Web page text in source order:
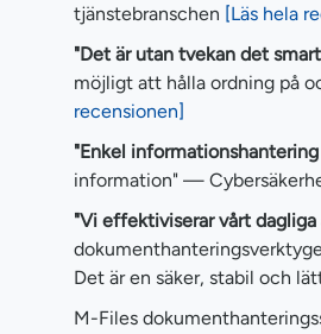
tjänstebranschen [Läs hela
"Det är utan tvekan det
möjligt att hålla ordning på
recensionen]
"Enkel
information" —
"Vi effektiviserar vårt
Det är en säker, stabil och
M-Files